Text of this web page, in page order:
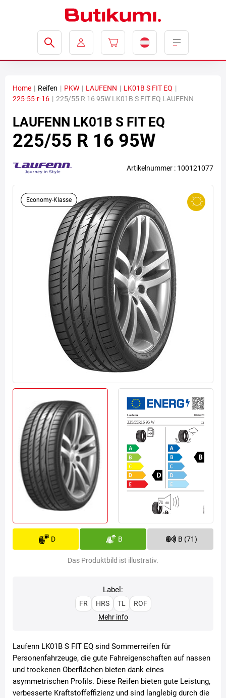
Economy-Klasse
D B B (71)
Das Produktbild ist illustrativ.
Home | Reifen | PKW | LAUFENN | LK01B S FIT EQ |
225-55-r-16 | 225/55 R 16 95W LK01B S FIT EQ LAUFENN
LAUFENN LK01B S FIT EQ
225/55 R 16 95W
Artikelnummer : 100121077
Label:
FR HRS TL
ROF
Mehr info
Laufenn LK01B S FIT EQ sind Sommerreifen für
Personenfahrzeuge, die gute Fahreigenschaften auf nassen
und trockenen Oberflächen bieten dank eines
asymmetrischen Profils. Diese Reifen bieten gute Leistung,
verbesserte Kraftstoffeffizienz und sind langlebig durch die